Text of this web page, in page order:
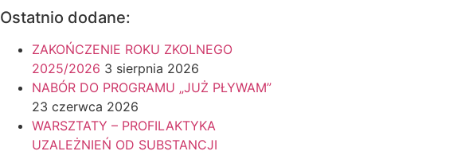
Ostatnio dodane:
ZAKOŃCZENIE ROKU ZKOLNEGO
2025/2026 3 sierpnia 2026
NABÓR DO PROGRAMU „JUŻ PŁYWAM”
23 czerwca 2026
WARSZTATY – PROFILAKTYKA
UZALEŻNIEŃ OD SUBSTANCJI